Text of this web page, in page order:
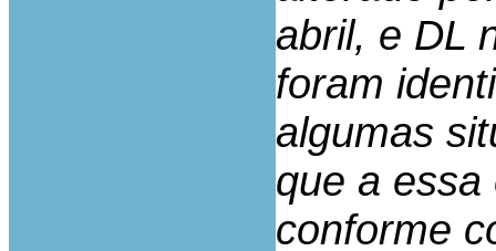
abril, e DL
foram
algumas
que a
conforme